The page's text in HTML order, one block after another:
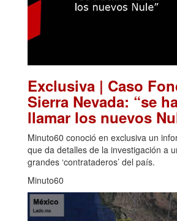
Exclusiva | Caso
Sierra Nevada: “se
llamar los nuevos
Minuto60 conoció en exclusiva un
que da detalles de la investigación a
grandes ‘contrataderos’ del país.
Minuto60